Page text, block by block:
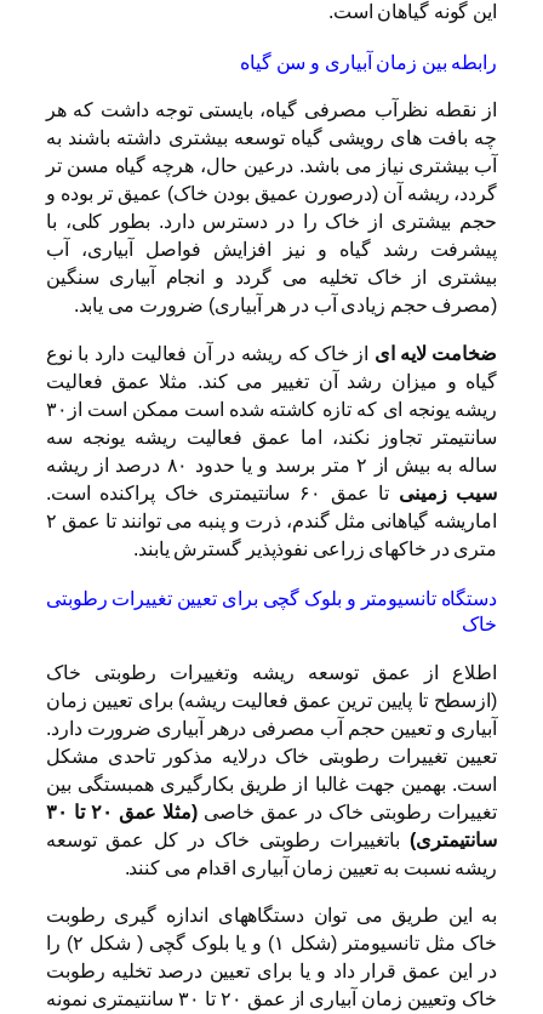
این گونه گیاهان است.
رابطه بین زمان آبیاری و سن گیاه
از نقطه نظرآب مصرفی گیاه، بایستی توجه داشت که هر
چه بافت های رویشی گیاه توسعه بیشتری داشته باشند به
آب بیشتری نیاز می باشد. درعین حال، هرچه گیاه مسن تر
گردد، ریشه آن (درصورن عمیق بودن خاک) عمیق تر بوده و
حجم بیشتری از خاک را در دسترس دارد. بطور کلی، با
پیشرفت رشد گیاه و نیز افزایش فواصل آبیاری، آب
بیشتری از خاک تخلیه می گردد و انجام آبیاری سنگین
(مصرف حجم زیادی آب در هر آبیاری) ضرورت می یابد.
ضخامت لایه ای از خاک که ریشه در آن فعالیت دارد با نوع
گیاه و میزان رشد آن تغییر می کند. مثلا عمق فعالیت
ریشه یونجه ای که تازه کاشته شده است ممکن است از۳۰
سانتیمتر تجاوز نکند، اما عمق فعالیت ریشه یونجه سه
ساله به بیش از ۲ متر برسد و یا حدود ۸۰ درصد از ریشه
سیب زمینی
تا عمق ۶۰ سانتیمتری خاک پراکنده است.
اماریشه گیاهانی مثل گندم، ذرت و پنبه می توانند تا عمق ۲
متری در خاکهای زراعی نفوذپذیر گسترش یابند.
دستگاه تانسیومتر و بلوک گچی برای تعیین تغییرات رطوبتی
خاک
اطلاع از عمق توسعه ریشه وتغییرات رطوبتی خاک
(ازسطح تا پایین ترین عمق فعالیت ریشه) برای تعیین زمان
آبیاری و تعیین حجم آب مصرفی درهر آبیاری ضرورت دارد.
تعیین تغییرات رطوبتی خاک درلایه مذکور تاحدی مشکل
است. بهمین جهت غالبا از طریق بکارگیری همبستگی بین
تغییرات رطوبتی خاک در عمق خاصی
(مثلا عمق ۲۰ تا ۳۰
سانتیمتری) باتغییرات رطوبتی خاک در کل عمق توسعه
ریشه نسبت به تعیین زمان آبیاری اقدام می کنند.
به این طریق می توان دستگاههای اندازه گیری رطوبت
خاک مثل تانسیومتر (شکل ۱) و یا بلوک گچی ( شکل ۲) را
در این عمق قرار داد و یا برای تعیین درصد تخلیه رطوبت
خاک وتعیین زمان آبیاری از عمق ۲۰ تا ۳۰ سانتیمتری نمونه